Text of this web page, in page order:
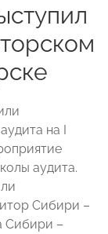
на I
аудита.
Сибири –
Сибири –